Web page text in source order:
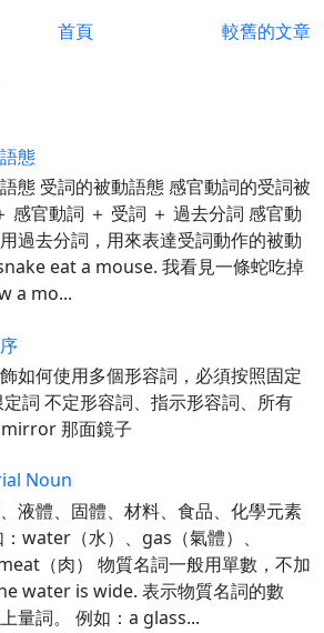
較舊的文章
首頁
態
態 受詞的被動語態 感官動詞的受詞被
感官動詞 ＋ 受詞 ＋ 過去分詞 感官動
過去分詞，用來表達受詞動作的被動
eat a mouse. 我看見一條蛇吃掉
a mo...
如何使用多個形容詞，必須按照固定
詞 不定形容詞、指示形容詞、所有
那面鏡子
Noun
液體、固體、材料、食品、化學元素
water（水）、gas（氣體）、
（肉） 物質名詞一般用單數，不加
water is wide. 表示物質名詞的數
量詞。 例如：a glass...